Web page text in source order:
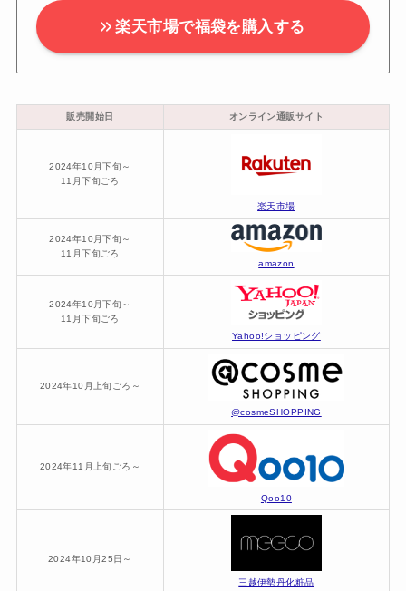
楽天市場で福袋を購入する
販売開始日 オンライン通販サイト
2024年10月下旬～
11月下旬ごろ
楽天市場
2024年10月下旬～
11月下旬ごろ
amazon
2024年10月下旬～
11月下旬ごろ
Yahoo!ショッピング
2024年10月上旬ごろ～
@cosmeSHOPPING
2024年11月上旬ごろ～
Qoo10
2024年10月25日～
三越伊勢丹化粧品